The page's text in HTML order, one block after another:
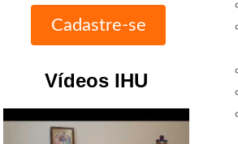
Vídeos IHU